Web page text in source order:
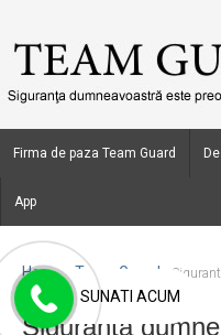
Firma de paza Team Guard
App
Home › Team Guard
Siguranta
SUNATI ACUM